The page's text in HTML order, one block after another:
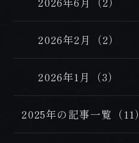
2026年2月（2）
2026年1月（3）
2025年の記事一覧（11）